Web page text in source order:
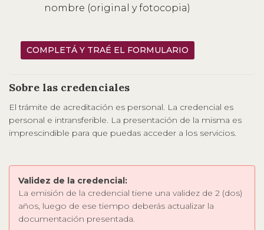
nombre (original y fotocopia)
COMPLETÁ Y TRAÉ EL FORMULARIO
Sobre las credenciales
El trámite de acreditación es personal. La credencial es
personal e intransferible. La presentación de la misma es
imprescindible para que puedas acceder a los servicios.
Validez de la credencial:
La emisión de la credencial tiene una validez de 2 (dos)
años, luego de ese tiempo deberás actualizar la
documentación presentada.